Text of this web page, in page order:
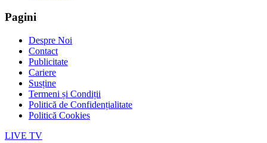
Pagini
Despre Noi
Contact
Publicitate
Cariere
Susține
Termeni și Condiții
Politică de Confidențialitate
Politică Cookies
LIVE TV